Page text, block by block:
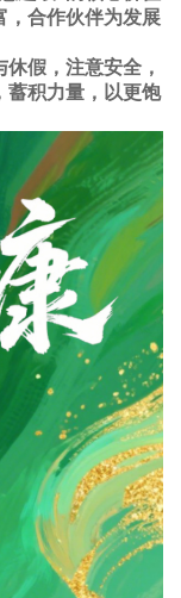
，合作伙伴为发展
假，注意安全，
蓄积力量，以更饱